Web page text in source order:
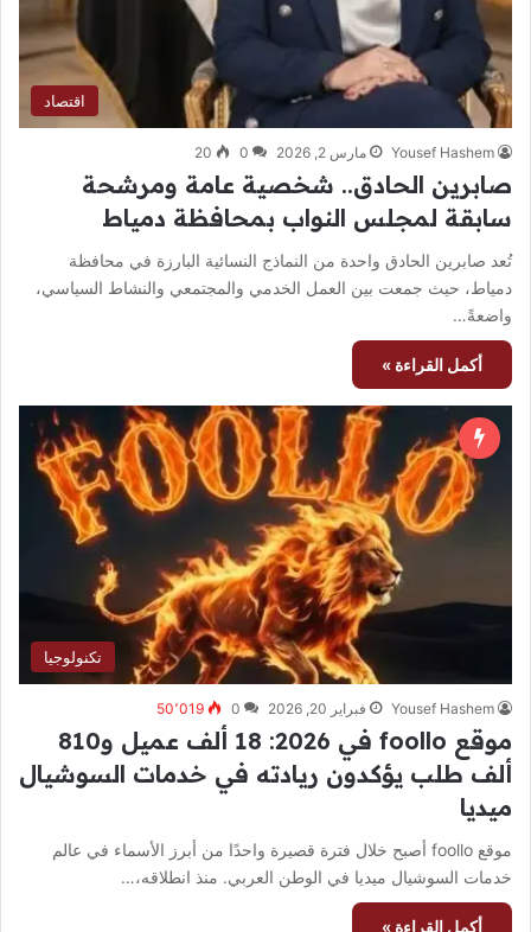
اقتصاد
Yousef Hashem مارس 2, 2026 0
20
صابرين الحادق.. شخصية عامة ومرشحة
سابقة لمجلس النواب بمحافظة دمياط
تُعد صابرين الحادق واحدة من النماذج النسائية البارزة في محافظة
دمياط، حيث جمعت بين العمل الخدمي والمجتمعي والنشاط السياسي،
واضعةً…
أكمل القراءة »
تكنولوجيا
Yousef Hashem فبراير 20, 2026 0 50٬019
موقع foollo في 2026: 18 ألف عميل و810
ألف طلب يؤكدون ريادته في خدمات السوشيال
ميديا
موقع foollo أصبح خلال فترة قصيرة واحدًا من أبرز الأسماء في عالم
خدمات السوشيال ميديا في الوطن العربي. منذ انطلاقه،…
أكمل القراءة »